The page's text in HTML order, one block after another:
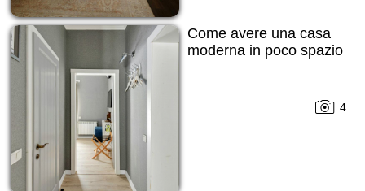
Come avere una casa
moderna in poco spazio
4